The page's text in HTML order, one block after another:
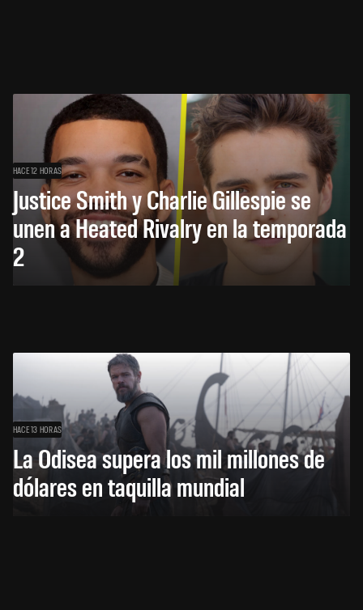
HACE 12 HORAS
Justice Smith y Charlie Gillespie se
unen a Heated Rivalry en la temporada
2
HACE 13 HORAS
La Odisea supera los mil millones de
dólares en taquilla mundial